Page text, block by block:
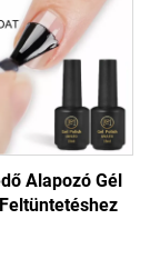
Alapozó Gél